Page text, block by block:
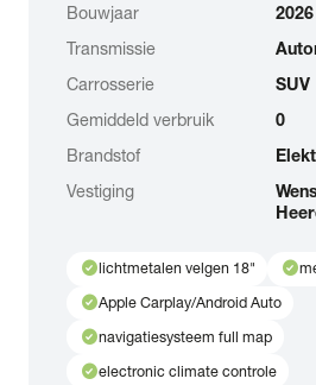
Bouwjaar
2026
Transmissie
Carrosserie
SUV
Gemiddeld verbruik
0
Brandstof
Vestiging
check_circlelichtmetalen velgen 18" check_circle
check_circleApple Carplay/Android Auto
check_circlenavigatiesysteem full map
check_circleelectronic climate controle